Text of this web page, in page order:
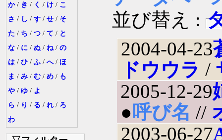
か/ き / く / け / こ
さ / し / す / せ / そ
た / ち / つ / て / と
な / に / ぬ / ね / の
は / ひ / ふ / へ/ ほ
ま / み / む / め / も
や / ゆ / よ
ら / り / る / れ / ろ
わ
並び替え :
2004-04-23
ドウウラ /
2005-12-29
● 呼び名 //
2003-06-27